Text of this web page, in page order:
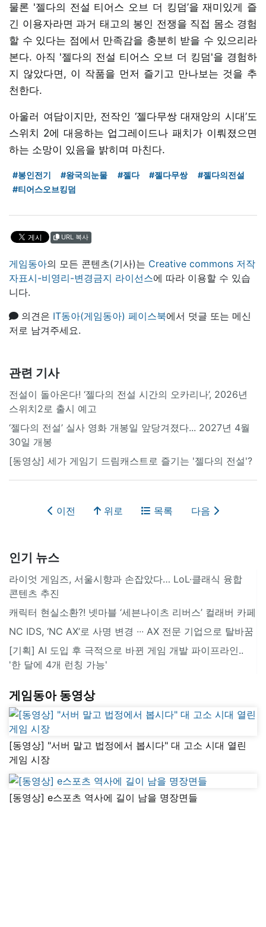
물론 '젤다의 전설 티어스 오브 더 킹덤’을 재미있게 즐
긴 이용자라면 과거 태고의 봉인 전쟁을 직접 몸소 경험
할 수 있다는 점에서 만족감을 충분히 받을 수 있으리라
본다. 아직 '젤다의 전설 티어스 오브 더 킹덤'을 경험하
지 않았다면, 이 작품을 먼저 즐기고 만나보는 것을 추
천한다.
아울러 여담이지만, 전작인 ‘젤다무쌍 대재앙의 시대’도
스위치 2에 대응하는 업그레이드나 패치가 이뤄졌으면
하는 소망이 있음을 밝히며 마친다.
#봉인전기 #왕국의눈물 #젤다 #젤다무쌍
#젤다의전설
#티어스오브킹덤
URL 복사
게임동아의 모든 콘텐츠(기사)는 Creative commons 저작
자표시-비영리-변경금지 라이선스에 따라 이용할 수 있습
니다.
의견은 IT동아(게임동아) 페이스북에서 덧글 또는 메신
저로 남겨주세요.
관련 기사
전설이 돌아온다! ‘젤다의 전설 시간의 오카리나’, 2026년
스위치2로 출시 예고
‘젤다의 전설’ 실사 영화 개봉일 앞당겨졌다... 2027년 4월
30일 개봉
[동영상] 세가 게임기 드림캐스트로 즐기는 '젤다의 전설'?
이전 위로 목록 다음
인기 뉴스
라이엇 게임즈, 서울시향과 손잡았다… LoL·클래식 융합
콘텐츠 추진
캐릭터 현실소환?! 넷마블 ‘세븐나이츠 리버스’ 컬래버 카페
NC IDS, ‘NC AX’로 사명 변경 ∙∙∙ AX 전문 기업으로 탈바꿈
[기획] AI 도입 후 극적으로 바뀐 게임 개발 파이프라인..
'한 달에 4개 런칭 가능'
게임동아 동영상
[동영상] "서버 말고 법정에서 봅시다" 대 고소 시대 열린
게임 시장
[동영상] e스포츠 역사에 길이 남을 명장면들